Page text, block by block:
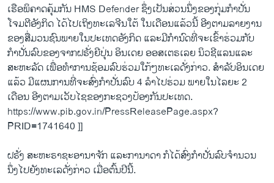
ເຮືອພິຄາດຄຸ້ມກັນ HMS Defender ຊຶ່ງເປັນສ່ວນນຶ່ງຂອງກຸ່ມກຳປັ່ນ
ໂຈມຕີອັງກິດ ໄດ້ໄປເຖິງທະເລຈີນໃຕ້ ໃນເດືອນແລ້ວນີ້ ອີງຕາມລາຍງານ
ຂອງສື່ມວນຊົນພາຍໃນປະເທດອັງກິດ ແລະມີກຳນົດທີ່ຈະເຂົ້າຮ່ວມກັບ
ກຳປັ່ນລົບຂອງຈາກຝຣັ່ງຍີປຸ່ນ ອິນເດຍ ອອສເຕຣເລຍ ນິວຊີແລນແລະ
ສະຫະລັດ ເພື່ອທຳການຊ້ອມລົບຮ່ວມໃກ້ໆທະເລດັ່ງກ່າວ. ສຳລັບອິນເດຍ
ແລ້ວ ມີແຜນການທີ່ຈະສົ່ງກຳປັ່ນລົບ 4 ລຳໄປຮ່ວມ ພາຍໃນໄລຍະ 2
ເດືອນ ອີງຕາມເວັບໄຊຂອງກະຊວງປ້ອງກັນປະເທດ.
https://www.pib.gov.in/PressReleasePage.aspx?
PRID=1741640 ]]
ຝຣັ່ງ ສະຫະຣາຊະອານາຈັກ ແລະການາດາ ກໍໄດ້ສົ່ງກຳປັ່ນລົບຈຳນວນ
ນຶ່ງໄປຍັງທະເລດັ່ງກ່າວ ເມື່ອຕົ້ນປີນີ້.